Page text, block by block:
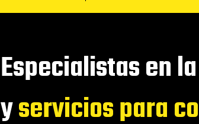
Especialistas en la
yservicios para